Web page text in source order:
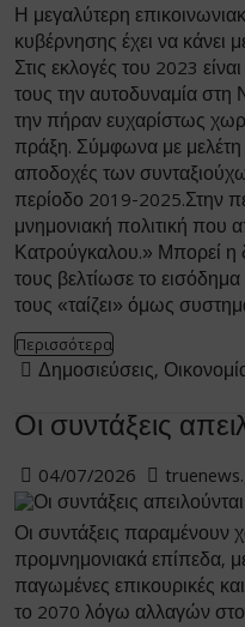
Η μεγαλύτερη
κυβέρνησης έχει να κάνει
Στις εκλογές του 2023
τους την αυτοδυναμία
την πήραν ευχαρίστως
πράξη. Σύμφωνα με μελέτη
αποδοχές των
περίοδο 2019-2025.Στην
μνημονιακή πολιτική που
Κατρούγκαλου.» Μπορεί
τους βελτίωσε το εισόδημα
τους «ταίζει» όμως
Περισσότερα
Δημοσιεύσεις,
Οι συντάξεις
04/07/2026
Οι συντάξεις παραμένουν
προμνημονιακά επίπεδα,
παγωμένες επικουρικές
το 2070 λόγω αλλαγών